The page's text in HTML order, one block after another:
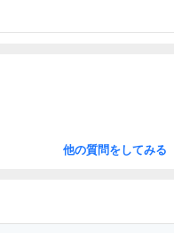
他の質問をしてみる